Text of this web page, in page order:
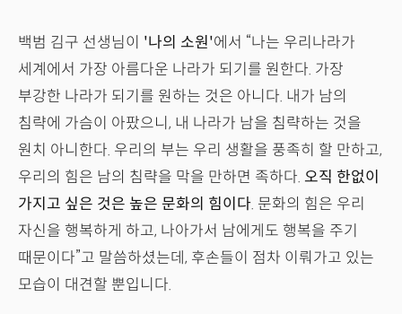
백범 김구 선생님이 '나의 소원'에서 “나는 우리나라가
세계에서 가장 아름다운 나라가 되기를 원한다. 가장
부강한 나라가 되기를 원하는 것은 아니다. 내가 남의
침략에 가슴이 아팠으니, 내 나라가 남을 침략하는 것을
원치 아니한다. 우리의 부는 우리 생활을 풍족히 할 만하고,
우리의 힘은 남의 침략을 막을 만하면 족하다. 오직 한없이
가지고 싶은 것은 높은 문화의 힘이다. 문화의 힘은 우리
자신을 행복하게 하고, 나아가서 남에게도 행복을 주기
때문이다”고 말씀하셨는데, 후손들이 점차 이뤄가고 있는
모습이 대견할 뿐입니다.